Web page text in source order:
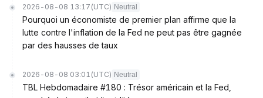
2026-08-08 13:17 (UTC) Neutral
Pourquoi un économiste de premier plan affirme que la
lutte contre l'inflation de la Fed ne peut pas être gagnée
par des hausses de taux
2026-08-08 03:01 (UTC) Neutral
TBL Hebdomadaire #180 : Trésor américain et la Fed,